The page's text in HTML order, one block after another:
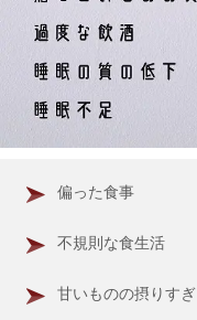
偏った食事
不規則な食生活
甘いものの摂りすぎ